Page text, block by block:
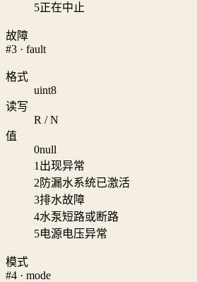
5正在中止
故障
#3 · fault
格式
uint8
读写
R / N
值
0null
1 出现异常
2 防漏水系统已激活
3排水故障
4水泵短路或断路
5电源电压异常
模式
#4 · mode